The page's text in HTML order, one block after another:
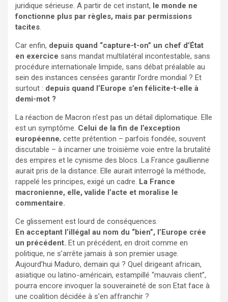
juridique sérieuse. A partir de cet instant, le monde ne
fonctionne plus par règles, mais par permissions
tacites
Car enfin, depuis quand “capture-t-on” un chef d’État
en exercice sans mandat multilatéral incontestable, sans
procédure internationale limpide, sans débat préalable au
sein des instances censées garantir l’ordre mondial ? Et
surtout : depuis quand l’Europe s’en félicite-t-elle à
demi-mot ?
La réaction de Macron n’est pas un détail diplomatique. Elle
est un symptôme. Celui de la fin de l’exception
européenne, cette prétention – parfois fondée, souvent
discutable – à incarner une troisième voie entre la brutalité
des empires et le cynisme des blocs. La France gaullienne
aurait pris de la distance. Elle aurait interrogé la méthode,
rappelé les principes, exigé un cadre. La France
macronienne, elle, valide l’acte et moralise le
commentaire.
Ce glissement est lourd de conséquences.
En acceptant l’illégal au nom du “bien”, l’Europe crée
un précédent. Et un précédent, en droit comme en
politique, ne s’arrête jamais à son premier usage.
Aujourd’hui Maduro, demain qui ? Quel dirigeant africain,
asiatique ou latino-américain, estampillé “mauvais client”,
pourra encore invoquer la souveraineté de son Etat face à
une coalition décidée à s’en affranchir ?